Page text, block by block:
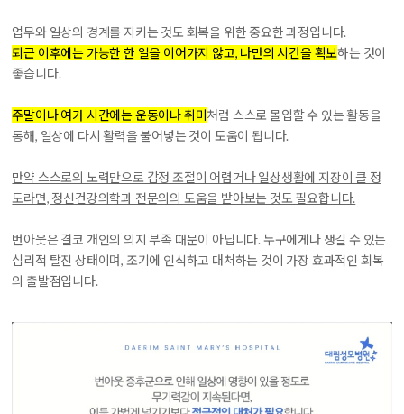
업무와 일상의 경계를 지키는 것도 회복을 위한 중요한 과정입니다.
퇴근 이후에는 가능한 한 일을 이어가지 않고, 나만의 시간을 확보하는 것이
좋습니다.
주말이나 여가 시간에는 운동이나 취미처럼 스스로 몰입할 수 있는 활동을
통해, 일상에 다시 활력을 불어넣는 것이 도움이 됩니다.
만약 스스로의 노력만으로 감정 조절이 어렵거나 일상생활에 지장이 클 정
도라면, 정신건강의학과 전문의의 도움을 받아보는 것도 필요합니다.
번아웃은 결코 개인의 의지 부족 때문이 아닙니다. 누구에게나 생길 수 있는
심리적 탈진 상태이며, 조기에 인식하고 대처하는 것이 가장 효과적인 회복
의 출발점입니다.